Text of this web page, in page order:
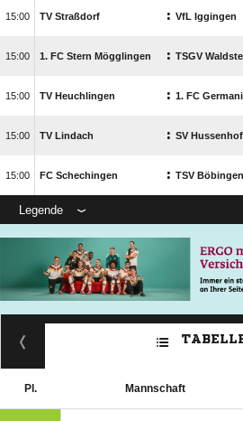
 TV Straßdorf : VfL Iggingen
 1. FC Stern Mögglingen : TSGV
 TV Heuchlingen : 1. FC
 TV Lindach : SV
 FC Schechingen : TSV Böbingen
Legende
Pl. Mannschaft